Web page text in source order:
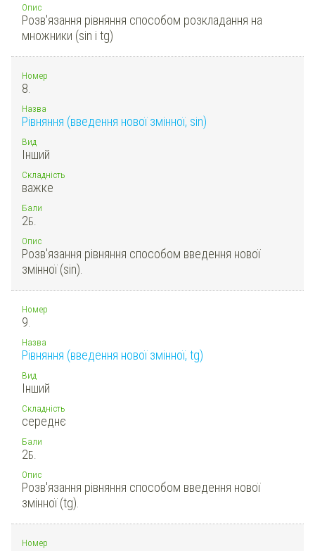
Опис
Розв'язання рівняння способом розкладання на
множники (sin і tg)
Номер
8.
Назва
Рівняння (введення нової змінної, sin)
Вид
Інший
Складність
важке
Бали
2Б.
Опис
Розв'язання рівняння способом введення нової
змінної (sin).
Номер
9.
Назва
Рівняння (введення нової змінної, tg)
Вид
Інший
Складність
середнє
Бали
2Б.
Опис
Розв'язання рівняння способом введення нової
змінної (tg).
Номер